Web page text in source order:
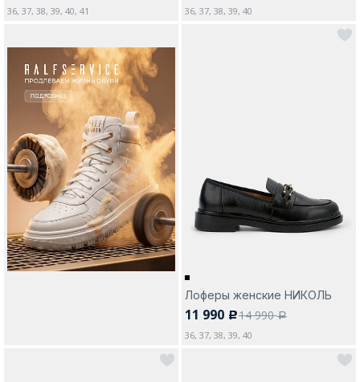
36, 37, 38, 39, 40, 41
36, 37, 38, 39, 40
Лоферы женские НИКОЛЬ
11 990 c14 990a
36, 37, 38, 39, 40